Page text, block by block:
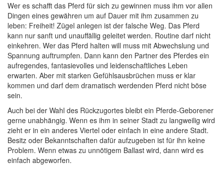
Wer es schafft das Pferd für sich zu gewinnen muss ihm vor allen
Dingen eines gewähren um auf Dauer mit ihm zusammen zu
leben: Freiheit! Zügel anlegen ist der falsche Weg. Das Pferd
kann nur sanft und unauffällig geleitet werden. Routine darf nicht
einkehren. Wer das Pferd halten will muss mit Abwechslung und
Spannung auftrumpfen. Dann kann den Partner des Pferdes ein
aufregendes, fantasievolles und leidenschaftliches Leben
erwarten. Aber mit starken Gefühlsausbrüchen muss er klar
kommen und darf dem dramatisch werdenden Pferd nicht böse
sein.
Auch bei der Wahl des Rückzugortes bleibt ein Pferde-Geborener
gerne unabhängig. Wenn es ihm in seiner Stadt zu langweilig wird
zieht er in ein anderes Viertel oder einfach in eine andere Stadt.
Besitz oder Bekanntschaften dafür aufzugeben ist für ihn keine
Problem. Wenn etwas zu unnötigem Ballast wird, dann wird es
einfach abgeworfen.